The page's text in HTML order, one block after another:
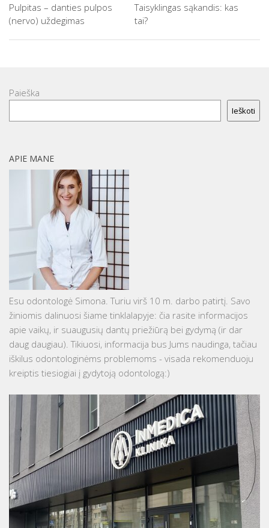
Pulpitas – danties pulpos
(nervo) uždegimas
Taisyklingas sąkandis: kas
tai?
Paieška
Ieškoti
APIE MANE
Esu odontologė Simona. Turiu virš 10 m. darbo patirtį. Savo
žiniomis dalinuosi šiame tinklalapyje: čia rasite informacijos
apie vaikų, ir suaugusių dantų priežiūrą bei gydymą (ir dar
daug daugiau). Tikiuosi, informacija bus Jums naudinga, tačiau
iškilus odontologinėms problemoms - visada rekomenduoju
kreiptis tiesiogiai į gydytoją odontologą:)